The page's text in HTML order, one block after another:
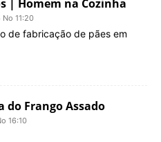
| Homem na Cozinha
11:20
de fabricação de pães em
do Frango Assado
16:10